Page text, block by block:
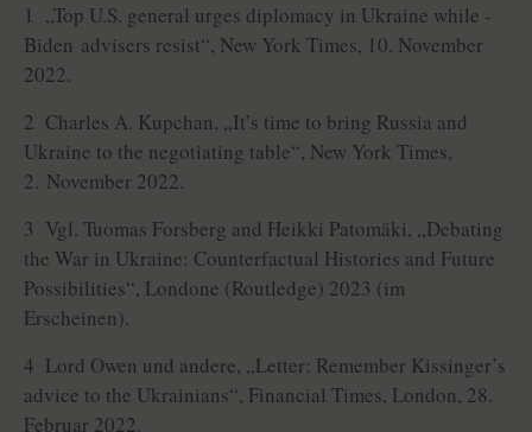
1 „Top U.S. general urges diplomacy in Ukraine while ­
Biden advisers resist“, New York Times, 10. November
2022.
2 Charles A. Kupchan, „It’s time to bring Russia and
Ukraine to the negotiating table“, New York Times,
2. November 2022.
3 Vgl. Tuomas Forsberg and Heikki Patomäki, „Debating
the War in Ukraine: Counterfactual Histories and Future
Possibilities“, Londone (Routledge) 2023 (im
Erscheinen).
4 Lord Owen und andere, „Letter: Remember Kissinger’s
advice to the Ukrainians“, Financial Times, London, 28.
Februar 2022.